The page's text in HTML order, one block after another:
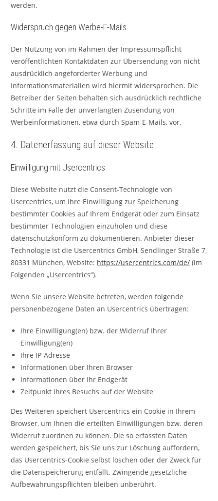
werden.
Widerspruch gegen Werbe-E-Mails
Der Nutzung von im Rahmen der Impressumspflicht
veröffentlichten Kontaktdaten zur Übersendung von nicht
ausdrücklich angeforderter Werbung und
Informationsmaterialien wird hiermit widersprochen. Die
Betreiber der Seiten behalten sich ausdrücklich rechtliche
Schritte im Falle der unverlangten Zusendung von
Werbeinformationen, etwa durch Spam-E-Mails, vor.
4. Datenerfassung auf dieser Website
Einwilligung mit Usercentrics
Diese Website nutzt die Consent-Technologie von
Usercentrics, um Ihre Einwilligung zur Speicherung
bestimmter Cookies auf Ihrem Endgerät oder zum Einsatz
bestimmter Technologien einzuholen und diese
datenschutzkonform zu dokumentieren. Anbieter dieser
Technologie ist die Usercentrics GmbH, Sendlinger Straße 7,
80331 München, Website: https://usercentrics.com/de/ (im
Folgenden „Usercentrics“).
Wenn Sie unsere Website betreten, werden folgende
personenbezogene Daten an Usercentrics übertragen:
Ihre Einwilligung(en) bzw. der Widerruf Ihrer
Einwilligung(en)
Ihre IP-Adresse
Informationen über Ihren Browser
Informationen über Ihr Endgerät
Zeitpunkt Ihres Besuchs auf der Website
Des Weiteren speichert Usercentrics ein Cookie in Ihrem
Browser, um Ihnen die erteilten Einwilligungen bzw. deren
Widerruf zuordnen zu können. Die so erfassten Daten
werden gespeichert, bis Sie uns zur Löschung auffordern,
das Usercentrics-Cookie selbst löschen oder der Zweck für
die Datenspeicherung entfällt. Zwingende gesetzliche
Aufbewahrungspflichten bleiben unberührt.